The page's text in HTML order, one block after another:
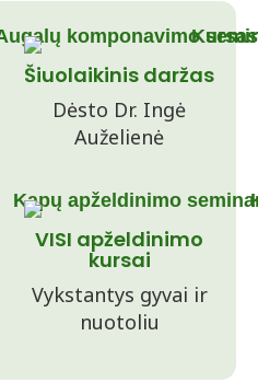
Šiuolaikinis daržas
Dėsto Dr. Ingė
Auželienė
VISI apželdinimo
kursai
Vykstantys gyvai ir
nuotoliu